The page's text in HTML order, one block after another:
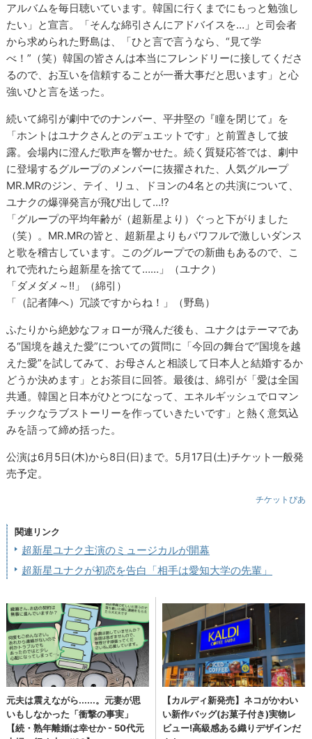
アルバムを毎日聴いています。韓国に行くまでにもっと勉強し
たい」と宣言。「そんな綿引さんにアドバイスを…」と司会者
から求められた野島は、「ひと言で言うなら、“見て学
べ！”（笑）韓国の皆さんは本当にフレンドリーに接してくださ
るので、お互いを信頼することが一番大事だと思います」と心
強いひと言を送った。
続いて綿引が劇中でのナンバー、平井堅の『瞳を閉じて』を
「ホントはユナクさんとのデュエットです」と前置きして披
露。会場内に澄んだ歌声を響かせた。続く質疑応答では、劇中
に登場するグループのメンバーに抜擢された、人気グループ
MR.MRのジン、テイ、リュ、ドヨンの4名との共演について、
ユナクの爆弾発言が飛び出して…!?
「グループの平均年齢が（超新星より）ぐっと下がりました
（笑）。MR.MRの皆と、超新星よりもパワフルで激しいダンス
と歌を稽古しています。このグループでの新曲もあるので、こ
れで売れたら超新星を捨てて……」（ユナク）
「ダメダメ～!!」（綿引）
「（記者陣へ）冗談ですからね！」（野島）
ふたりから絶妙なフォローが飛んだ後も、ユナクはテーマであ
る“国境を越えた愛”についての質問に「今回の舞台で“国境を越
えた愛”を試してみて、お母さんと相談して日本人と結婚するか
どうか決めます」とお茶目に回答。最後は、綿引が「愛は全国
共通。韓国と日本がひとつになって、エネルギッシュでロマン
チックなラブストーリーを作っていきたいです」と熱く意気込
みを語って締め括った。
公演は6月5日(木)から8日(日)まで。5月17日(土)チケット一般発
売予定。
チケットぴあ
関連リンク
超新星ユナク主演のミュージカルが開幕
超新星ユナクが初恋を告白「相手は愛知大学の先輩」